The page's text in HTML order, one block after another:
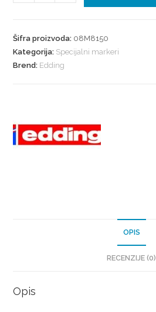
Šifra proizvoda: 08M8150
Kategorija: Specijalni markeri
Brend: Edding
OPIS
RECENZIJE (0)
Opis